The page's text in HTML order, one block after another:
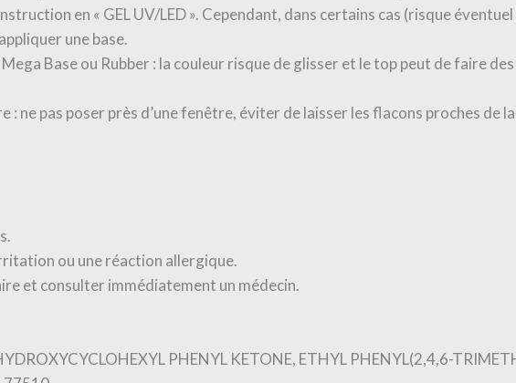
en « GEL UV/LED ». Cependant, dans certains cas (risque
une base.
Base ou Rubber : la couleur risque de glisser et le top peut de faire
: ne pas poser près d’une fenêtre, éviter de laisser les flacons proches de
ou une réaction allergique.
et consulter immédiatement un médecin.
PHENYL KETONE, ETHYL PHENYL(2,4,6-